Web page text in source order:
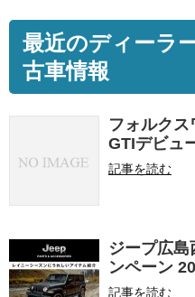
最近のディーラ
古車情報
フォルクス
GTIデビュ
記事を読む
ジープ広
ンペーン
記事を読む